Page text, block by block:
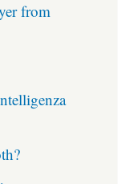
from